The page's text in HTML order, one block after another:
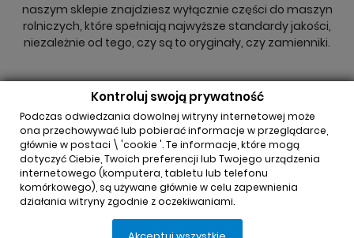
naszym sklepie znajdziesz wyłącznie części do maszyn
rolniczych, które spełniają najwyższe standardy jakości,
niezależnie od tego, czy są to oryginały, czy zamienniki.
INFORMACJA O SKLEPIE 
REGULAMINY
Kontroluj swoją prywatność
Podczas odwiedzania dowolnej witryny internetowej może
ona przechowywać lub pobierać informacje w przeglądarce,
głównie w postaci \ 'cookie '. Te informacje, które mogą
dotyczyć Ciebie, Twoich preferencji lub Twojego urządzenia
internetowego (komputera, tabletu lub telefonu
komórkowego), są używane głównie w celu zapewnienia
działania witryny zgodnie z oczekiwaniami.